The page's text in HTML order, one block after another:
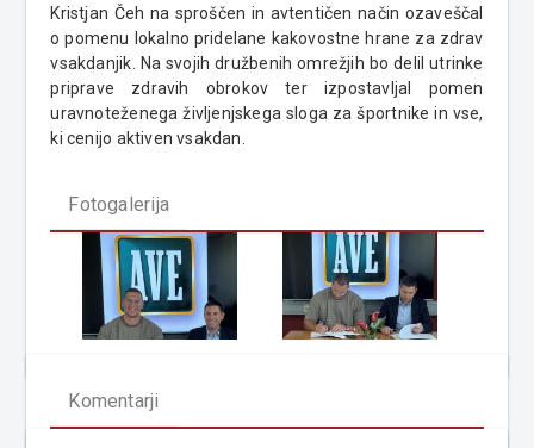
Kristjan Čeh na sproščen in avtentičen način ozaveščal
o pomenu lokalno pridelane kakovostne hrane za zdrav
vsakdanjik. Na svojih družbenih omrežjih bo delil utrinke
priprave zdravih obrokov ter izpostavljal pomen
uravnoteženega življenjskega sloga za športnike in vse,
ki cenijo aktiven vsakdan.
Fotogalerija
Komentarji